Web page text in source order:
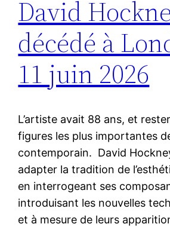
David
décédé à
11 juin 2026
L’artiste avait 88 ans, et
figures les plus importantes
contemporain. David
adapter la tradition de
en interrogeant ses
introduisant les nouvelles
et à mesure de leurs